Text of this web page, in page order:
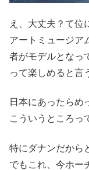
え、大丈夫？て位
アートミュージア
者がモデルとなっ
って楽しめると言
日本にあったらめ
こういうところっ
特にダナンだから
でもこれ、今ホー